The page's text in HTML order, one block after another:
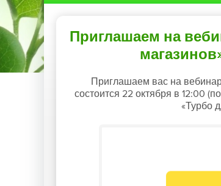
Приглашаем на
Приглашаем вас на
состоится 22 октября в 12:00
«Турбо